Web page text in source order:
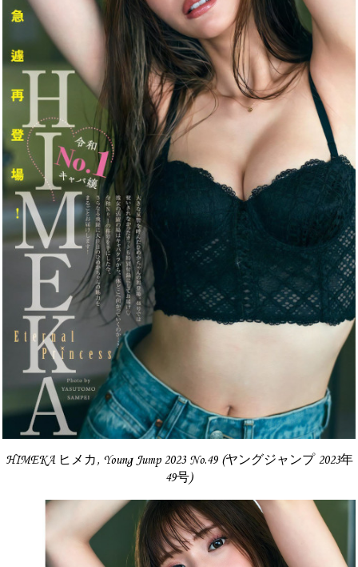
HIMEKA ヒメカ, Young Jump 2023 No.49 (ヤングジャンプ 2023年
49号)